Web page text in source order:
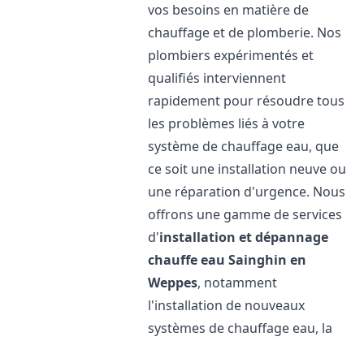
vos besoins en matière de
chauffage et de plomberie. Nos
plombiers expérimentés et
qualifiés interviennent
rapidement pour résoudre tous
les problèmes liés à votre
système de chauffage eau, que
ce soit une installation neuve ou
une réparation d'urgence. Nous
offrons une gamme de services
d'installation et dépannage
chauffe eau Sainghin en
Weppes, notamment
l'installation de nouveaux
systèmes de chauffage eau, la